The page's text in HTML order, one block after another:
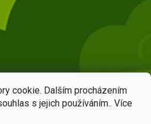
cookie. Dalším procházením
s jejich používáním.. Více